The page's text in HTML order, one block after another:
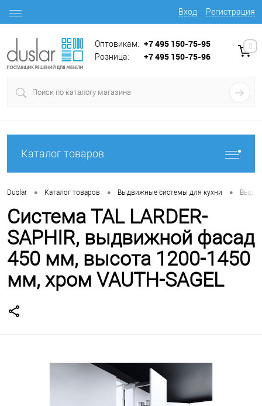
Вход Регистрация
Оптовикам: +7 495 150-75-95
Розница: +7 495 150-75-96
0
Каталог товаров
Duslar • Каталог товаров • Выдвижные системы для кухни •
Система TAL LARDER-
SAPHIR, выдвижной фасад
450 мм, высота 1200-1450
мм, хром VAUTH-SAGEL